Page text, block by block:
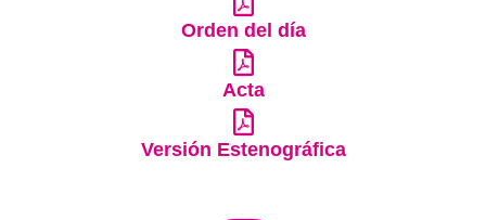
Orden del día
Acta
Versión Estenográfica